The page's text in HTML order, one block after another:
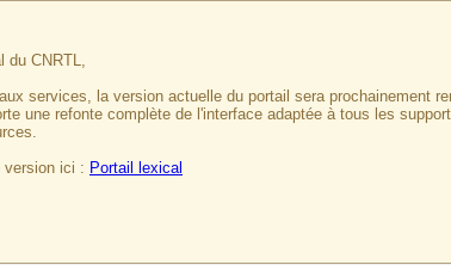
du CNRTL,
services, la version actuelle du portail sera prochainement
une refonte complète de l'interface adaptée à tous les
version ici : Portail lexical